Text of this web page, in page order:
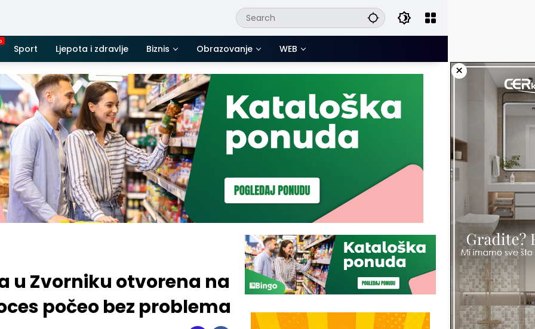
Sport Ljepota i zdravlje Biznis Obrazovanje WEB
×
u Zvorniku otvorena na
počeo bez problema